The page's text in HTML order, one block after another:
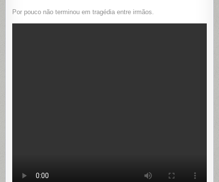
Por pouco não terminou em tragédia entre irmãos.